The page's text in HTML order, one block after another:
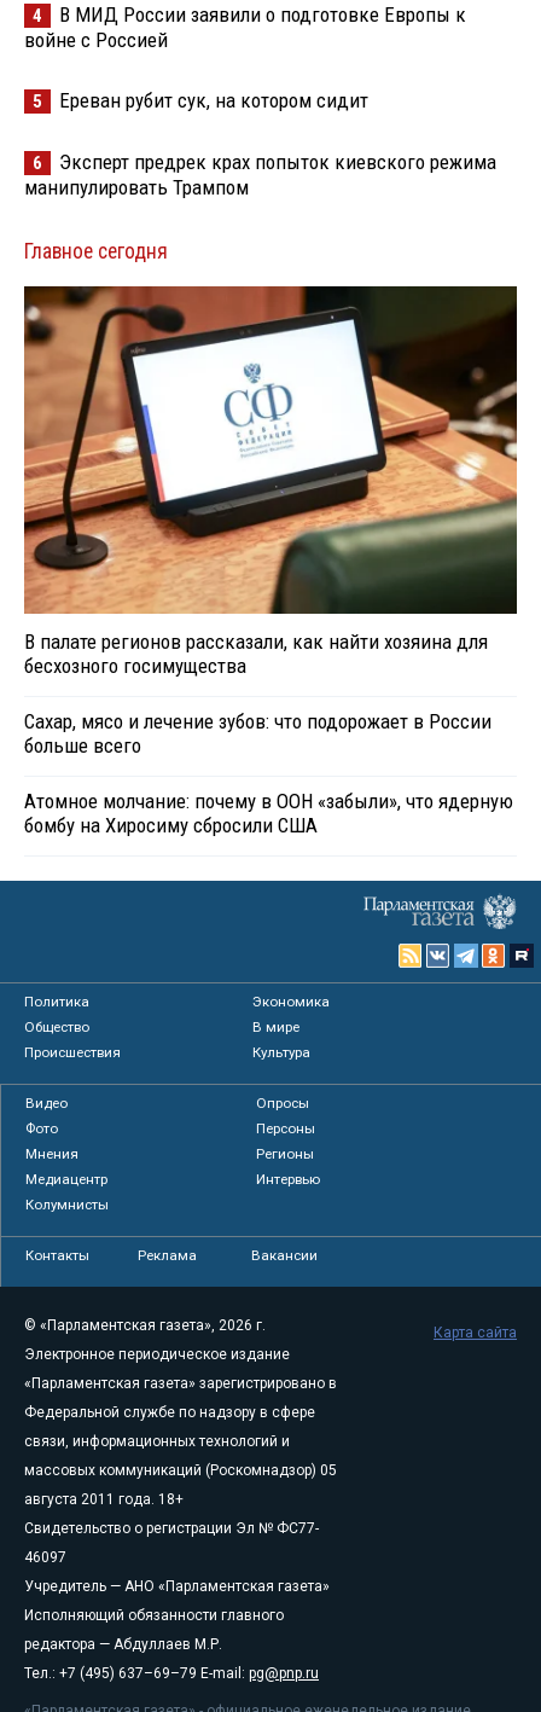
4
В МИД России заявили о подготовке Европы к
войне с Россией
5 Ереван рубит сук, на котором сидит
6
Эксперт предрек крах попыток киевского режима
манипулировать Трампом
Главное сегодня
В палате регионов рассказали, как найти хозяина для
бесхозного госимущества
Сахар, мясо и лечение зубов: что подорожает в России
больше всего
Атомное молчание: почему в ООН «забыли», что ядерную
бомбу на Хиросиму сбросили США
Политика
Экономика
Общество
В мире
Происшествия
Культура
Видео
Опросы
Фото
Персоны
Мнения
Регионы
Медиацентр
Интервью
Колумнисты
Контакты Реклама Вакансии
© «Парламентская газета», 2026 г.
Электронное периодическое издание
«Парламентская газета» зарегистрировано в
Федеральной службе по надзору в сфере
связи, информационных технологий и
массовых коммуникаций (Роскомнадзор) 05
августа 2011 года. 18+
Свидетельство о регистрации Эл № ФС77-
46097
Учредитель — АНО «Парламентская газета»
Исполняющий обязанности главного
редактора — Абдуллаев М.Р.
Тел.: +7 (495) 637–69–79 E-mail: pg@pnp.ru
Карта сайта